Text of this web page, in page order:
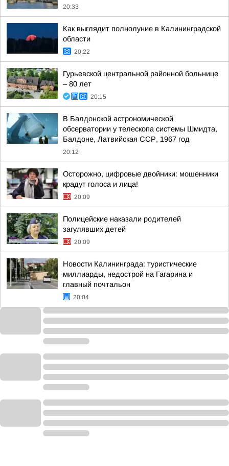
20:33
Как выглядит полнолуние в Калининградской
области
20:22
Гурьевской центральной районной больнице
– 80 лет
20:15
В Балдонской астрономической
обсерватории у телескопа системы Шмидта,
Балдоне, Латвийская ССР, 1967 год
20:12
Осторожно, цифровые двойники: мошенники
крадут голоса и лица!
20:09
Полицейские наказали родителей
загулявших детей
20:09
Новости Калининграда: туристические
миллиарды, недострой на Гагарина и
главный почтальон
20:04